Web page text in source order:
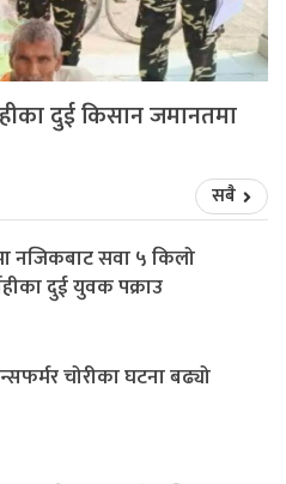
दुई किसान जमानतमा
सबै
नजिकबाट सवा ५ किलो
दुई युवक पक्राउ
चोरीका घटना बढ्यो